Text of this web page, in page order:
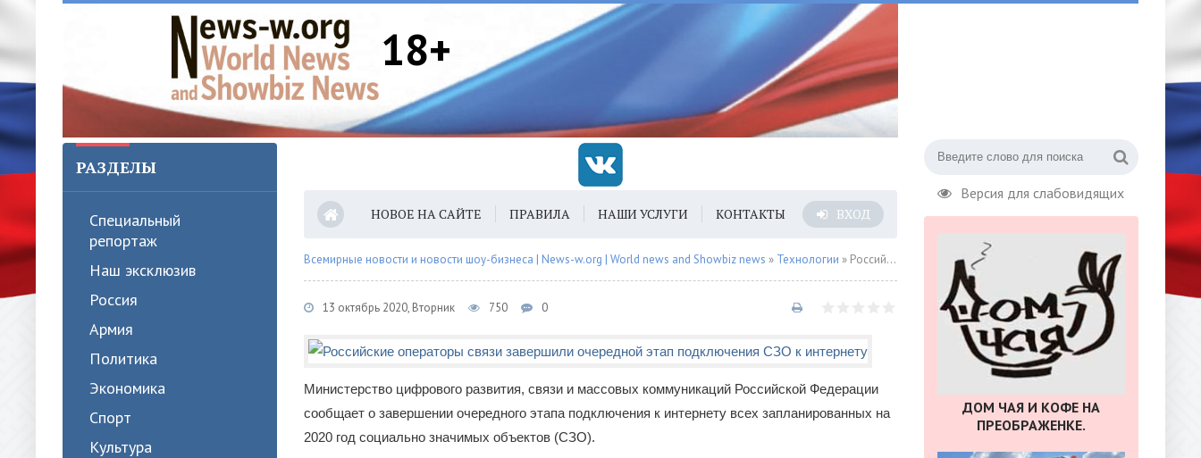
18+
Версия для слабовидящих
РАЗДЕЛЫ
Специальный
репортаж
Наш эксклюзив
Россия
Армия
Политика
Экономика
Спорт
Культура
НОВОЕ НА САЙТЕ ПРАВИЛА НАШИ УСЛУГИ КОНТАКТЫ ВХОД
Всемирные новости и новости шоу-бизнеса | News-w.org | World news and Showbiz news » Технологии » Российские операторы связи завершили очередной этап подключения СЗО к интернету
13 октябрь 2020, Вторник 750 0
Министерство цифрового развития, связи и массовых коммуникаций Российской Федерации
сообщает о завершении очередного этапа подключения к интернету всех запланированных на
2020 год социально значимых объектов (СЗО).
ДОМ ЧАЯ И КОФЕ НА
ПРЕОБРАЖЕНКЕ.